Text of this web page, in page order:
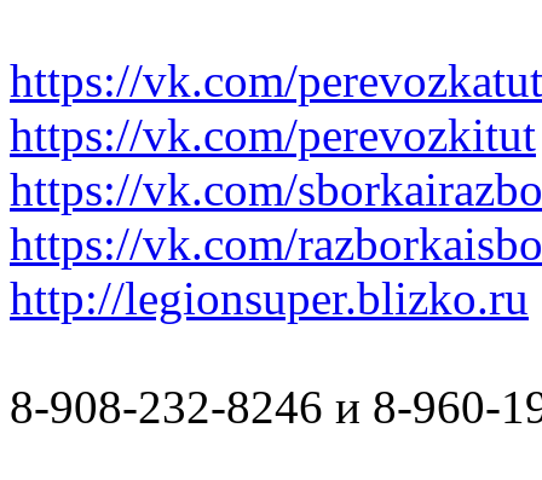
https://vk.com/perevozkatut
https://vk.com/perevozkitut
https://vk.com/
https://vk.com/
http://legionsuper.blizko.ru
8-908-232-8246 и 8-960-